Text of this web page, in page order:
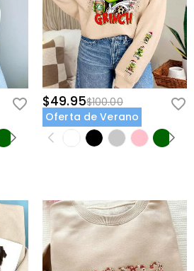
$49.95$100.00
Oferta de Verano